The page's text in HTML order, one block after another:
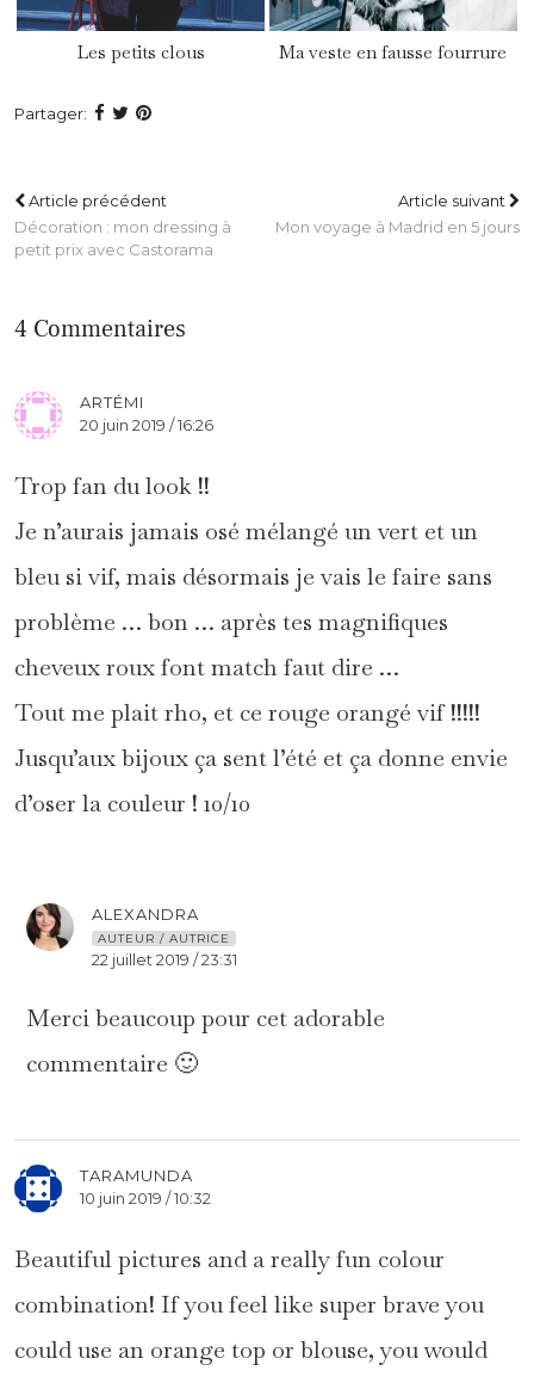
Les petits clous Ma veste en fausse fourrure
Partager:
Article précédent
Décoration : mon dressing à
petit prix avec Castorama
Article suivant
Mon voyage à Madrid en 5 jours
4 Commentaires
ARTÉMI
20 juin 2019 / 16:26
Trop fan du look !!
Je n’aurais jamais osé mélangé un vert et un
bleu si vif, mais désormais je vais le faire sans
problème … bon … après tes magnifiques
cheveux roux font match faut dire …
Tout me plait rho, et ce rouge orangé vif !!!!!
Jusqu’aux bijoux ça sent l’été et ça donne envie
d’oser la couleur ! 10/10
ALEXANDRA
AUTEUR / AUTRICE
22 juillet 2019 / 23:31
Merci beaucoup pour cet adorable
commentaire 🙂
TARAMUNDA
10 juin 2019 / 10:32
Beautiful pictures and a really fun colour
combination! If you feel like super brave you
could use an orange top or blouse, you would